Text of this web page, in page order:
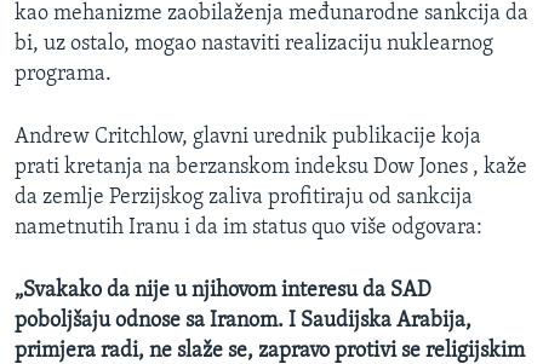
kao mehanizme zaobilaženja međunarodne sankcija da
bi, uz ostalo, mogao nastaviti realizaciju nuklearnog
programa.
Andrew Critchlow, glavni urednik publikacije koja
prati kretanja na berzanskom indeksu Dow Jones , kaže
da zemlje Perzijskog zaliva profitiraju od sankcija
nametnutih Iranu i da im status quo više odgovara:
„Svakako da nije u njihovom interesu da SAD
poboljšaju odnose sa Iranom. I Saudijska Arabija,
primjera radi, ne slaže se, zapravo protivi se religijskim